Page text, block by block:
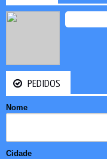
PEDIDOS
Nome
Cidade